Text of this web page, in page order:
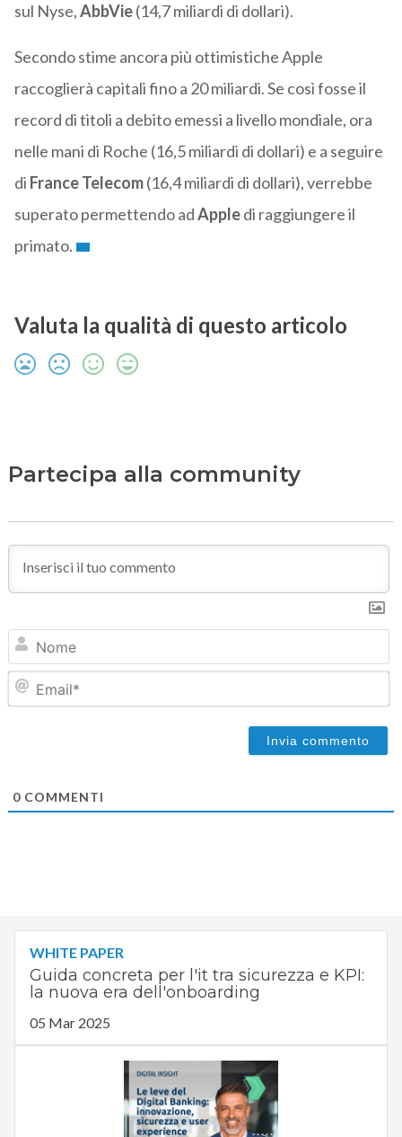
sul Nyse,AbbVie(14,7 miliardi di dollari).
Secondo stime ancora più ottimistiche Apple
raccoglierà capitali fino a 20 miliardi. Se così fosse il
record di titoli a debito emessi a livello mondiale, ora
nelle mani di Roche (16,5 miliardi di dollari) e a seguire
di FranceTelecom(16,4 miliardi di dollari), verrebbe
superato permettendo adAppledi raggiungere il
primato.
Valuta la qualità di questo articolo
Partecipa alla community
0COMMENTI
WHITE PAPER
Guida concreta per l'it tra sicurezza e KPI:
la nuova era dell'onboarding
05 Mar 2025